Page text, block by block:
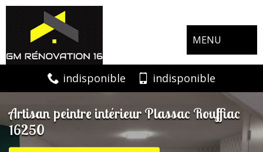
MENU
indisponible indisponible
Artisan peintre intérieur Plassac Rouffiac
16250